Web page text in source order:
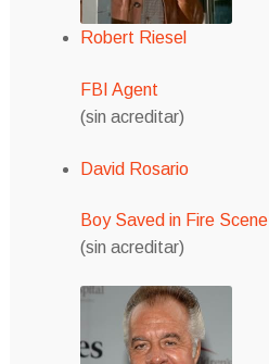
Robert Riesel
FBI Agent
(sin acreditar)
David Rosario
Boy Saved in Fire Scene
(sin acreditar)